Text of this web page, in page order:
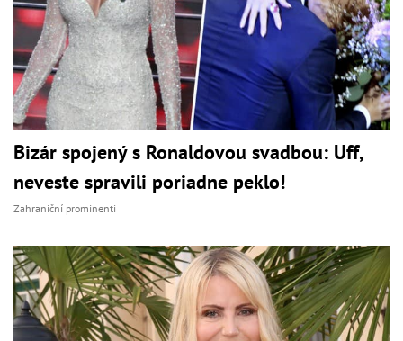
Bizár spojený s Ronaldovou svadbou: Uff,
neveste spravili poriadne peklo!
Zahraniční prominenti